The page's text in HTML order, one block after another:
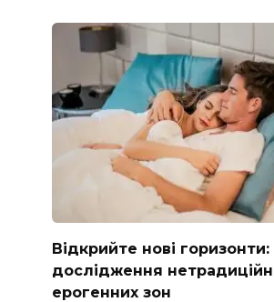
Відкрийте нові горизонти:
дослідження
ерогенних зон